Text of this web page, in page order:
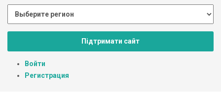
Підтримати сайт
Войти
Регистрация